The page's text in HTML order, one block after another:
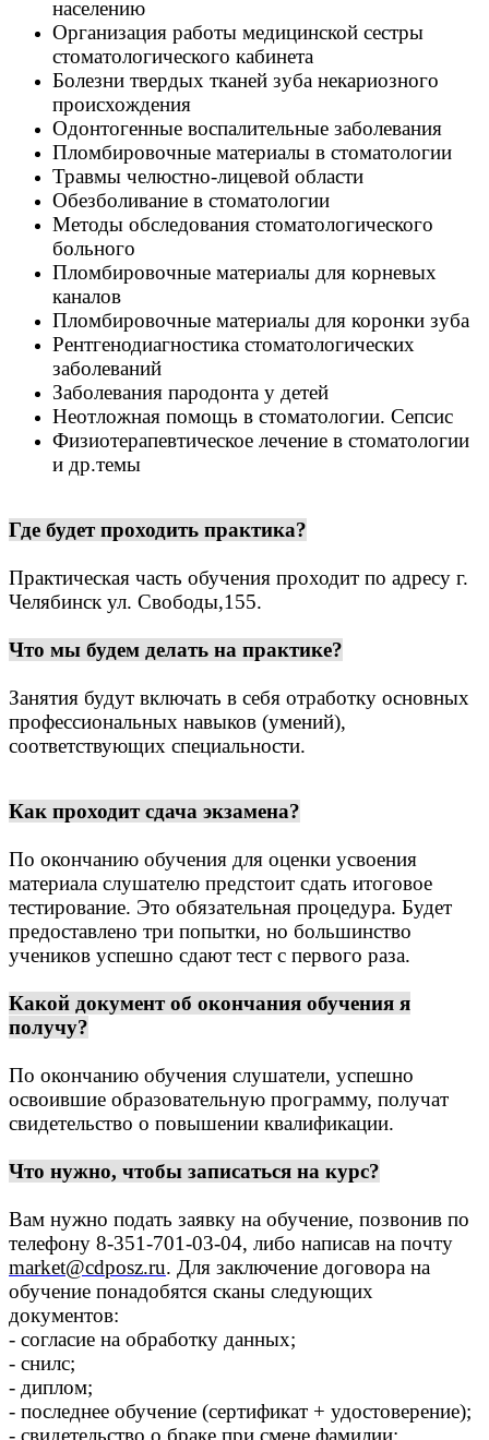
населению
Организация работы медицинской сестры
стоматологического кабинета
Болезни твердых тканей зуба некариозного
происхождения
Одонтогенные воспалительные заболевания
Пломбировочные материалы в стоматологии
Травмы челюстно-лицевой области
Обезболивание в стоматологии
Методы обследования стоматологического
больного
Пломбировочные материалы для корневых
каналов
Пломбировочные материалы для коронки зуба
Рентгенодиагностика стоматологических
заболеваний
Заболевания пародонта у детей
Неотложная помощь в стоматологии. Сепсис
Физиотерапевтическое лечение в стоматологии
и др.темы
Где будет проходить практика?
Практическая часть обучения проходит по адресу г.
Челябинск ул. Свободы,155.
Что мы будем делать на практике?
Занятия будут включать в себя отработку основных
профессиональных навыков (умений),
соответствующих специальности.
Как проходит сдача экзамена?
По окончанию обучения для оценки усвоения
материала слушателю предстоит сдать итоговое
тестирование. Это обязательная процедура. Будет
предоставлено три попытки, но большинство
учеников успешно сдают тест с первого раза.
Какой документ об окончания обучения я
получу?
По окончанию обучения слушатели, успешно
освоившие образовательную программу, получат
свидетельство о повышении квалификации.
Что нужно, чтобы записаться на курс?
Вам нужно подать заявку на обучение, позвонив по
телефону 8-351-701-03-04, либо написав на почту
market@cdposz.ru. Для заключение договора на
обучение понадобятся сканы следующих
документов:
- согласие на обработку данных;
- снилс;
- диплом;
- последнее обучение (сертификат + удостоверение);